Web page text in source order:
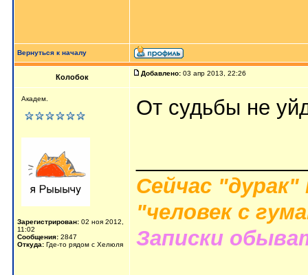
Вернуться к началу
Колобок Добавлено: 03 апр 2013, 22:26
Академ.
Зарегистрирован: 02 ноя 2012,
11:02
Сообщения: 2847
Откуда: Где-то рядом с Хелюля
От судьбы не
Сейчас
"человек с
Записки